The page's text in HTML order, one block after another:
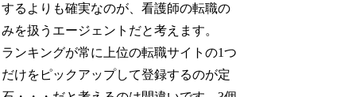
するよりも確実なのが、看護師の転職の
みを扱うエージェントだと考えます。
ランキングが常に上位の転職サイトの1つ
だけをピックアップして登録するのが定